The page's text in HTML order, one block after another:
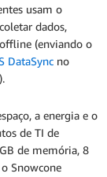
usam o
dados,
(enviando o
DataSync no
a energia e o
de TI de
de memória, 8
Snowcone